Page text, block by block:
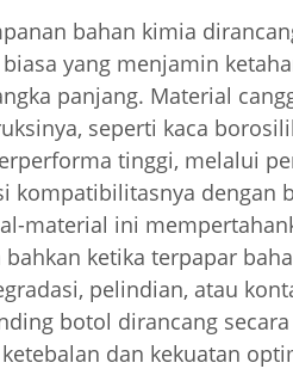
bahan kimia
yang menjamin
panjang. Material
seperti kaca
tinggi, melalui
kompatibilitasnya dengan
material ini
ketika terpapar
pelindian, atau
botol dirancang
dan kekuatan